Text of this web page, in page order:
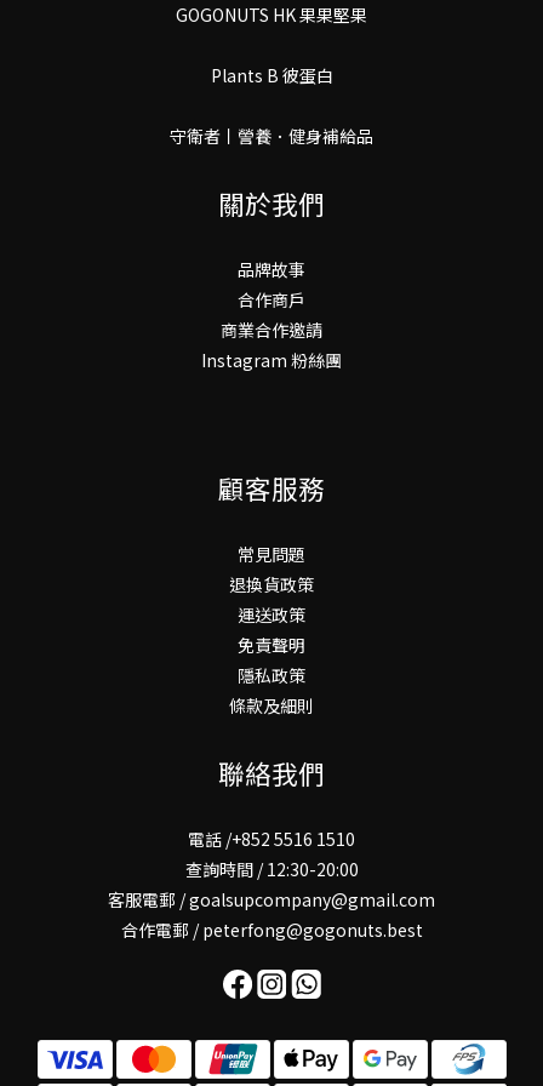
GOGONUTS HK 果果堅果
Plants B 彼蛋白
守衛者丨謍養．健身補給品
關於我們
品牌故事
合作商戶
商業合作邀請
Instagram 粉絲團
顧客服務
常見問題
退換貨政策
運送政策
免責聲明
隱私政策
條款及細則
聯絡我們
電話 /+852 5516 1510
查詢時間 / 12:30-20:00
客服電郵 / goalsupcompany@gmail.com
合作電郵 / peterfong@gogonuts.best